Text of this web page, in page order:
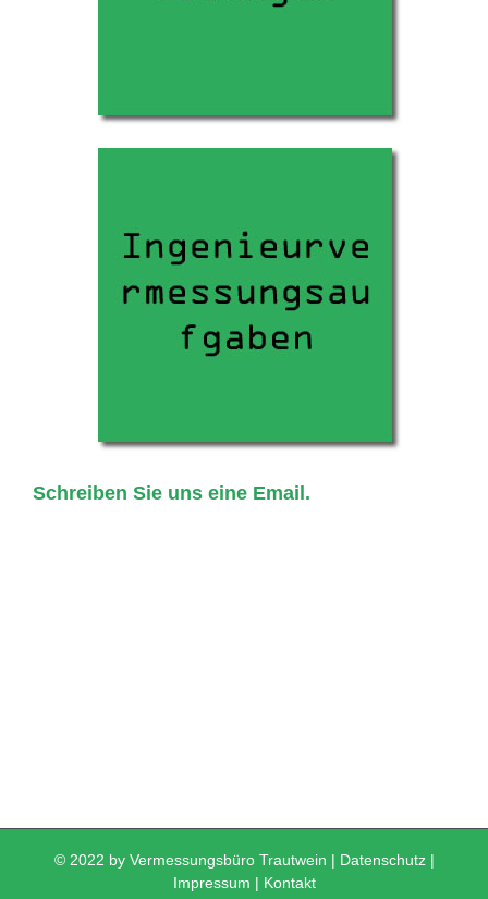
Schreiben Sie uns eine Email.
© 2022 by Vermessungsbüro Trautwein | Datenschutz|
Impressum | Kontakt